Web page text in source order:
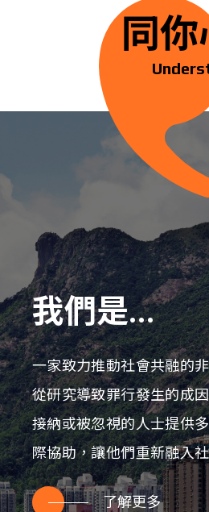
同你講故事
其他活動及消息
關於本會
聯絡我們
同
我們是...
一家致力推動社會共融的
從研究導致罪行發生的成
接納或被忽視的人士提供
際協助，讓他們重新融入
了解更多